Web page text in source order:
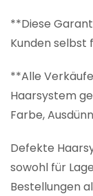
**Diese
Kunden selbst
**Alle
Haarsystem
Farbe,
Defekte
sowohl für
Bestellungen